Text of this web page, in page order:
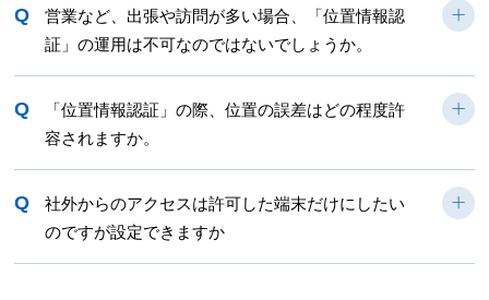
Q
営業など、出張や訪問が多い場合、「位置情報認
証」の運用は不可なのではないでしょうか。
Q
「位置情報認証」の際、位置の誤差はどの程度許
容されますか。
Q
社外からのアクセスは許可した端末だけにしたい
のですが設定できますか